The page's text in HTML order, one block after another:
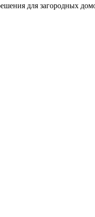
для загородных